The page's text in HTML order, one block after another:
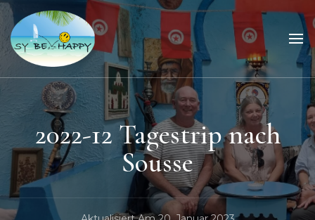
Sailing Be Happy
ein Traum wird wahr
2022-12 Tagestrip nach
Sousse